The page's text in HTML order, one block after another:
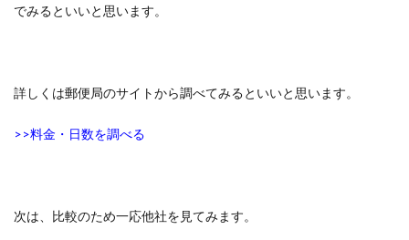
でみるといいと思います。
詳しくは郵便局のサイトから調べてみるといいと思います。
>>料金・日数を調べる
次は、比較のため一応他社を見てみます。